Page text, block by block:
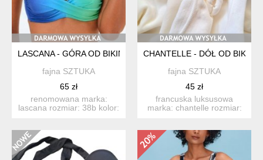
LASCANA - GÓRA OD BIKINI 38B - TURKUS LAZUR OMBRE
fajna SZTUKA
65 zł
renomowana marka:
lascana rozmiar: 38b kolor:
CHANTELLE - DÓŁ OD BIKINI
fajna SZTUKA
45 zł
francuska luksusowa
marka: chantelle rozmiar: